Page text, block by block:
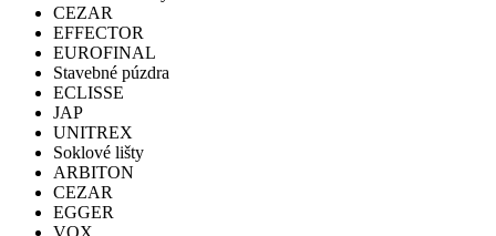
CEZAR
EFFECTOR
EUROFINAL
Stavebné púzdra
ECLISSE
JAP
UNITREX
Soklové lišty
ARBITON
CEZAR
EGGER